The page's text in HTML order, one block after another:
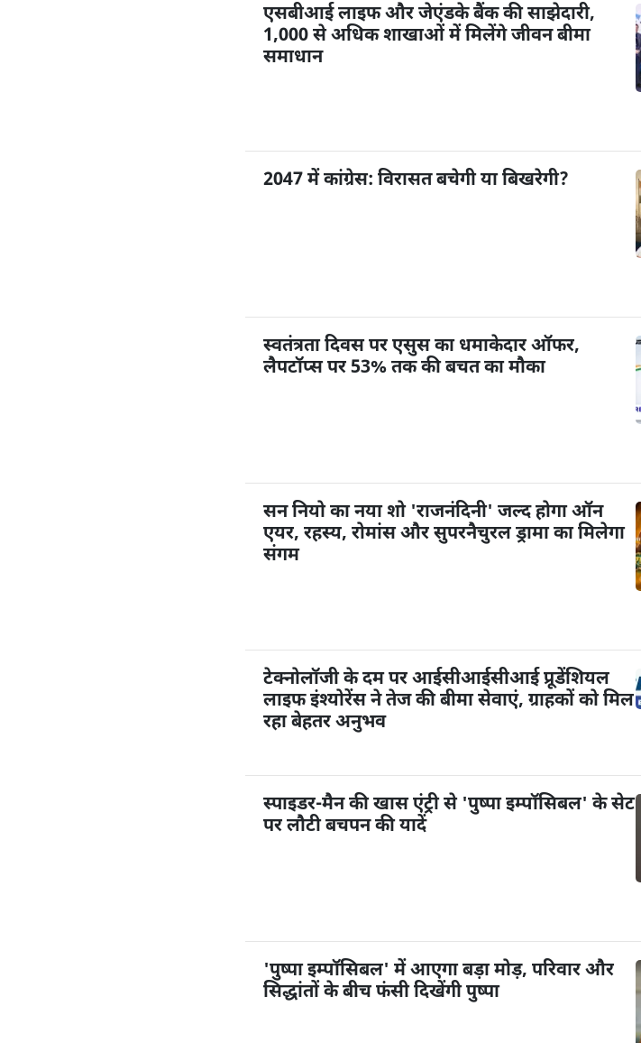
एसबीआई लाइफ और जेएंडके बैंक की साझेदारी,
1,000 से अधिक शाखाओं में मिलेंगे जीवन बीमा
समाधान
2047 में कांग्रेस: विरासत बचेगी या बिखरेगी?
स्वतंत्रता दिवस पर एसुस का धमाकेदार ऑफर,
लैपटॉप्स पर 53% तक की बचत का मौका
सन नियो का नया शो 'राजनंदिनी' जल्द होगा ऑन
एयर, रहस्य, रोमांस और सुपरनैचुरल ड्रामा का मिलेगा
संगम
टेक्नोलॉजी के दम पर आईसीआईसीआई प्रूडेंशियल
लाइफ इंश्योरेंस ने तेज की बीमा सेवाएं, ग्राहकों को मिल
रहा बेहतर अनुभव
स्पाइडर-मैन की खास एंट्री से 'पुष्पा इम्पॉसिबल' के सेट
पर लौटी बचपन की यादें
'पुष्पा इम्पॉसिबल' में आएगा बड़ा मोड़, परिवार और
सिद्धांतों के बीच फंसी दिखेंगी पुष्पा